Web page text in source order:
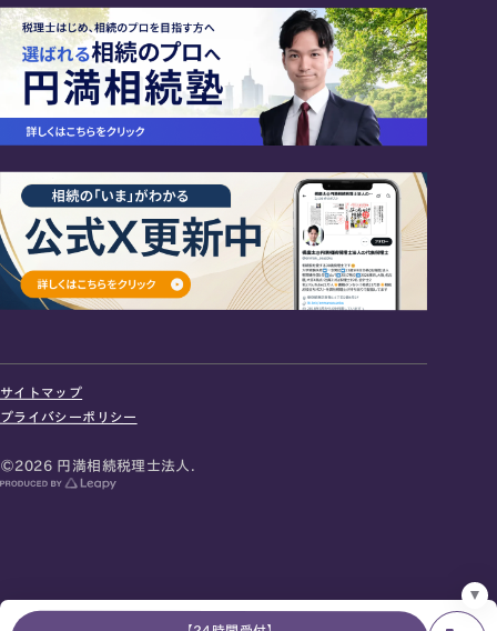
お急ぎの方は電話で面談予約
サイトマップ
プライバシーポリシー
©2026 円満相続税理士法人.